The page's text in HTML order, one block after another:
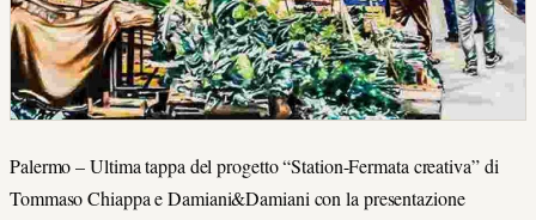
Palermo – Ultima tappa del progetto “Station-Fermata creativa” di
Tommaso Chiappa e Damiani&Damiani con la presentazione